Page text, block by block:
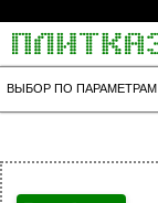
ВЫБОР ПО ПАРАМЕТРАМ